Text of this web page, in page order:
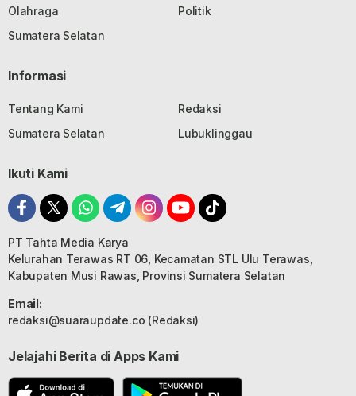
Olahraga
Politik
Sumatera Selatan
Informasi
Tentang Kami
Redaksi
Sumatera Selatan
Lubuklinggau
Ikuti Kami
PT Tahta Media Karya
Kelurahan Terawas RT 06, Kecamatan STL Ulu Terawas,
Kabupaten Musi Rawas, Provinsi Sumatera Selatan
Email:
redaksi@suaraupdate.co (Redaksi)
Jelajahi Berita di Apps Kami